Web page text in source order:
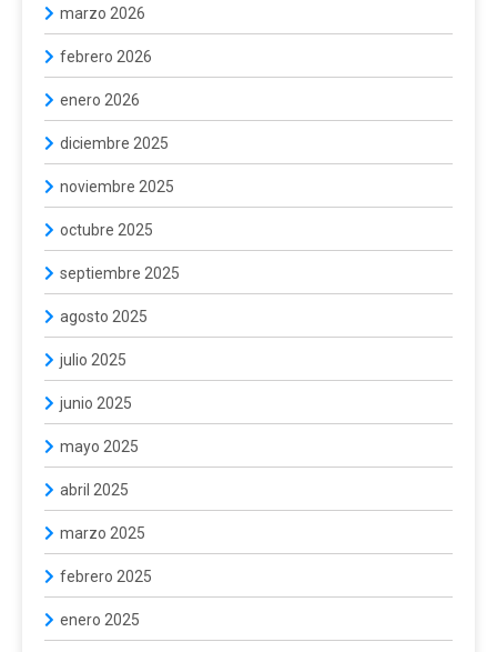
marzo 2026
febrero 2026
enero 2026
diciembre 2025
noviembre 2025
octubre 2025
septiembre 2025
agosto 2025
julio 2025
junio 2025
mayo 2025
abril 2025
marzo 2025
febrero 2025
enero 2025